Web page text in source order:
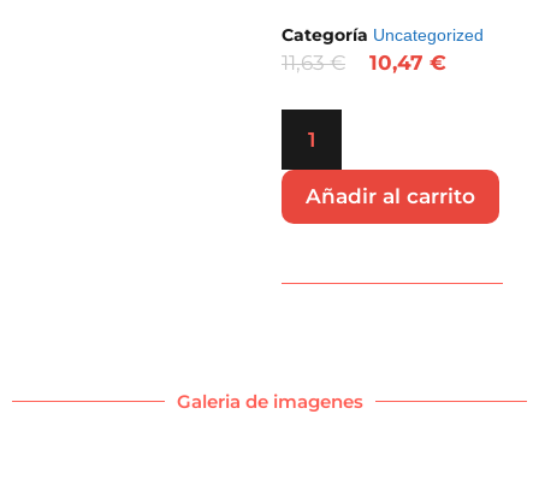
Categoría Uncategorized
11,63€ 10,47 €
Añadir al carrito
Galeria de imagenes